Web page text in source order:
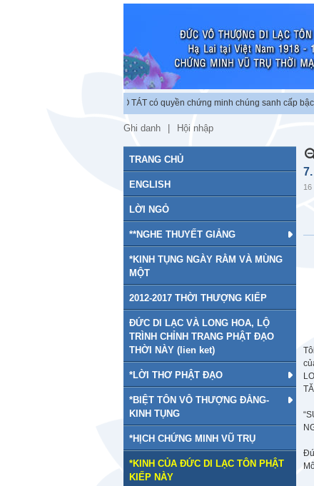
chứng minh vũ trụ. BỒ TÁT có quyền chứng minh chúng sanh cấp bậc tu
Ghi danh Hội nhập
TRANG CHỦ
ENGLISH
LỜI NGỎ
**NGHE THUYẾT GIẢNG
*KINH TỤNG NGÀY RẰM VÀ MÙNG
MỘT
2012-2017 THỜI THƯỢNG KIẾP
ĐỨC DI LẠC VÀ LONG HOA, LỘ
TRÌNH CHỈNH TRANG PHẬT ĐẠO
THỜI NÀY (lien ket)
*LỜI THƠ PHẬT ĐẠO
*BIỆT TÔN VÔ THƯỢNG ĐẲNG-
KINH TỤNG
*HỊCH CHỨNG MINH VŨ TRỤ
*KINH CỦA ĐỨC DI LẠC TÔN PHẬT
KIẾP NÀY
16